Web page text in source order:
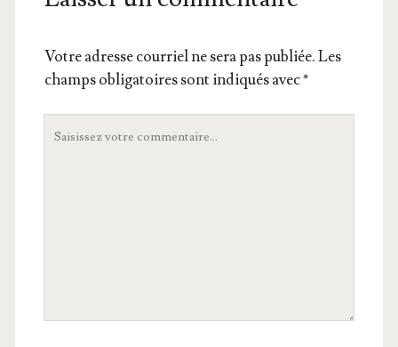
Votre adresse courriel ne sera pas publiée.Les
champs obligatoires sont indiqués avec*